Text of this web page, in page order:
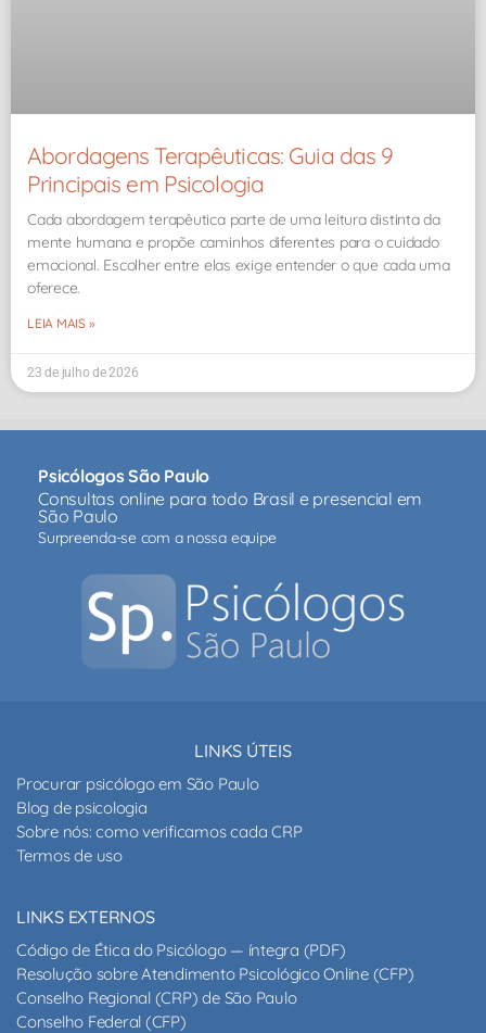
Abordagens Terapêuticas: Guia das 9
Principais em Psicologia
Cada abordagem terapêutica parte de uma leitura distinta da
mente humana e propõe caminhos diferentes para o cuidado
emocional. Escolher entre elas exige entender o que cada uma
oferece.
LEIA MAIS »
23 de julho de 2026
Psicólogos São Paulo
Consultas online para todo Brasil e presencial em
São Paulo
Surpreenda-se com a nossa equipe
LINKS ÚTEIS
Procurar psicólogo em São Paulo
Blog de psicologia
Sobre nós: como verificamos cada CRP
Termos de uso
LINKS EXTERNOS
Código de Ética do Psicólogo — íntegra (PDF)
Resolução sobre Atendimento Psicológico Online (CFP)
Conselho Regional (CRP) de São Paulo
Conselho Federal (CFP)